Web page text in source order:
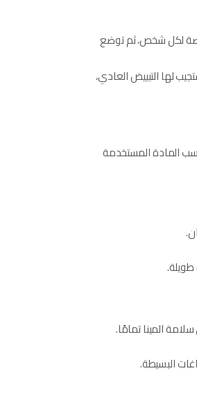
لكل شخص، ثم توضع
لها التبييض العادي،
المادة المستخدمة
طويلة.
المينا تمامًا.
البسيطة.